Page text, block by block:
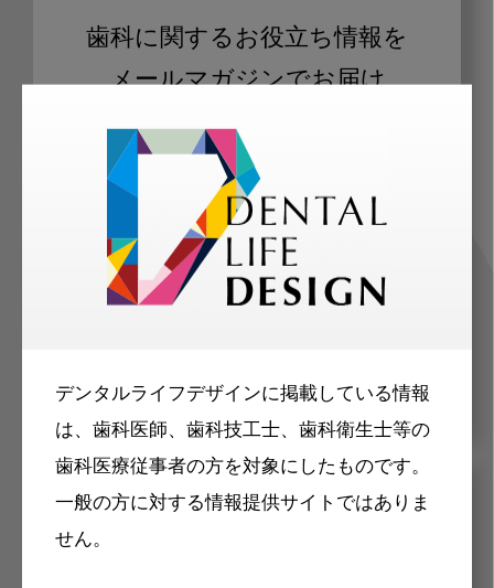
デンタルライフデザインに掲載している情報
は、歯科医師、歯科技工士、歯科衛生士等の
歯科医療従事者の方を対象にしたものです。
一般の方に対する情報提供サイトではありま
せん。
歯科に関するお役立ち情報を
メールマガジンでお届け
ご登録いただいた職種（歯科医師、歯
科衛生士、歯科技工士）に合わせた内
容のメールマガジンをお届けします。
メリット